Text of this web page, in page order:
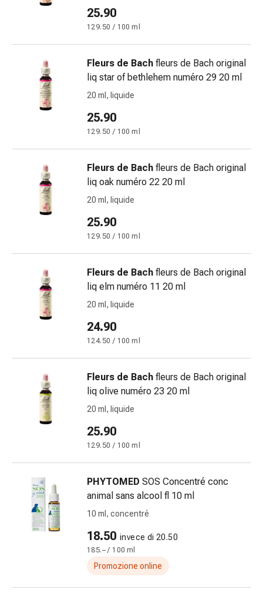
Medicazioni
tubolari
Materiali
medicazione
scottature
Kit
cambio
della
medicazione
Medicazioni
delle
ferite
Spray
ferite
Strisce
e
adesivi
chiusura
delle
ferite
tiraggio
Tamponi
Disturbi
25.90
129.50 / 100 ml
Fleurs de Bach fleurs de Bach original
liq star of bethlehem numéro 29 20 ml
20 ml, liquide
25.90
129.50 / 100 ml
Fleurs de Bach fleurs de Bach original
liq oak numéro 22 20 ml
20 ml, liquide
25.90
129.50 / 100 ml
Fleurs de Bach fleurs de Bach original
liq elm numéro 11 20 ml
20 ml, liquide
24.90
124.50 / 100 ml
Fleurs de Bach fleurs de Bach original
liq olive numéro 23 20 ml
20 ml, liquide
25.90
129.50 / 100 ml
PHYTOMED SOS Concentré conc
animal sans alcool fl 10 ml
10 ml, concentré
18.50 invece di 20.50
185.– / 100 ml
Promozione online